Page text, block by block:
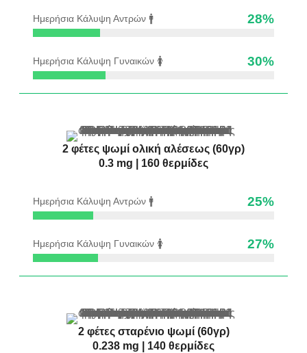
Ημερήσια Κάλυψη Αντρών 🚹 28%
Ημερήσια Κάλυψη Γυναικών 🚺 30%
2 φέτες ψωμί ολική αλέσεως (60γρ)
0.3 mg | 160 θερμίδες
Ημερήσια Κάλυψη Αντρών 🚹 25%
Ημερήσια Κάλυψη Γυναικών 🚺 27%
2 φέτες σταρένιο ψωμί (60γρ)
0.238 mg | 140 θερμίδες